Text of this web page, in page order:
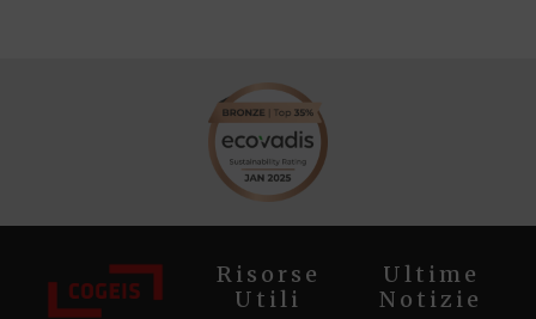
Risorse
Utili
Ultime
Notizie